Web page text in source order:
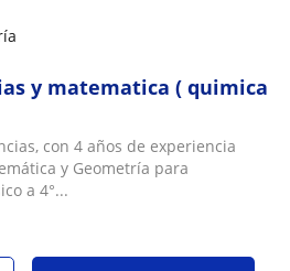
y matematica ( quimica
con 4 años de experiencia
y Geometría para
a 4°...